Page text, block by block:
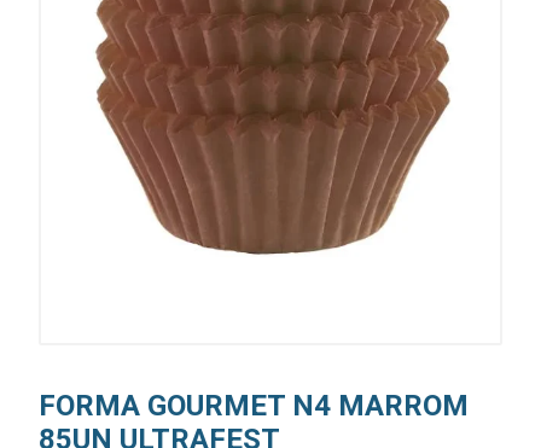
FORMA GOURMET N4 MARROM
85UN ULTRAFEST